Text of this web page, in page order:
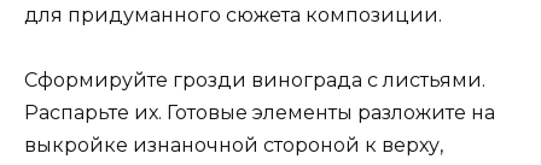
для придуманного сюжета композиции.
Сформируйте грозди винограда с листьями.
Распарьте их. Готовые элементы разложите на
выкройке изнаночной стороной к верху,